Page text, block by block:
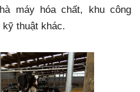
máy hóa chất, khu công
kỹ thuật khác.